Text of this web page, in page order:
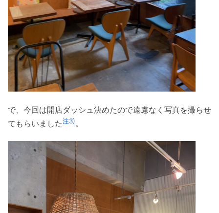
で、今回は開店ダッシュ決めたので遠慮なく写真を撮らせ
てもらいました注3)。